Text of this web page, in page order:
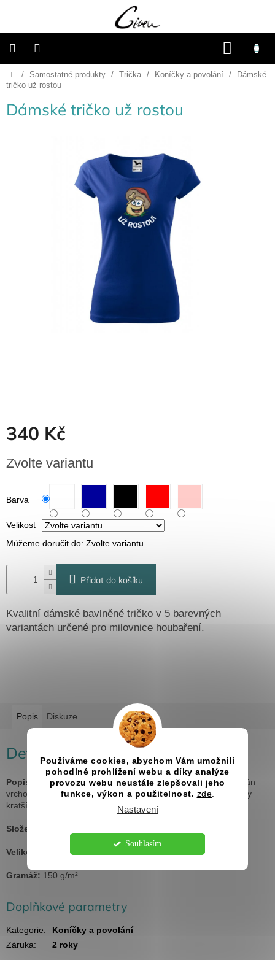
Používáme cookies, abychom Vám umožnili
pohodlné prohlížení webu a díky analýze
provozu webu neustále zlepšovali jeho
funkce, výkon a použitelnost. zde
Nastavení
Souhlasím
KOŠÍK
Připravené
dárkové
Vánoce
Domů
/ Samostatné produkty / Trička / Koníčky a povolání /
Dámské
tričko už rostou
Dámské tričko už rostou
340 Kč
cena:
Zvolte variantu
Barva
Velikost
Můžeme doručit do: Zvolte variantu
Přidat do košíku
Kvalitní dámské bavlněné tričko v 5 barevných
variantách určené pro milovnice houbaření.
Popis Diskuze
Detailní popis produktu
Popis:
lehce vypasovaný střih s bočními švy, průkrčník lemován
vrchovým materiálem, zpevnění ramenních švů páskou, rukávy
kratší délky
Složení:
Velikosti: XS - XXL
Gramáž: 150 g/m²
Doplňkové parametry
Kategorie:
Koníčky a povolání
Záruka: 2 roky